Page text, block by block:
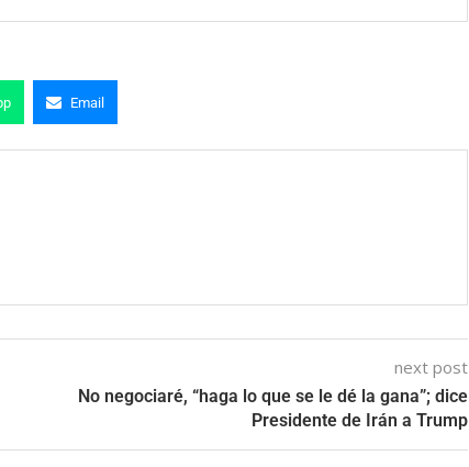
Email
next post
No negociaré, “haga lo que se le dé la gana”; dice
Presidente de Irán a Trump